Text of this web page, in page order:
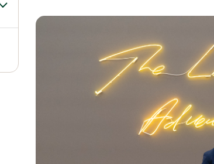
Alternar submenu de Redes sociais